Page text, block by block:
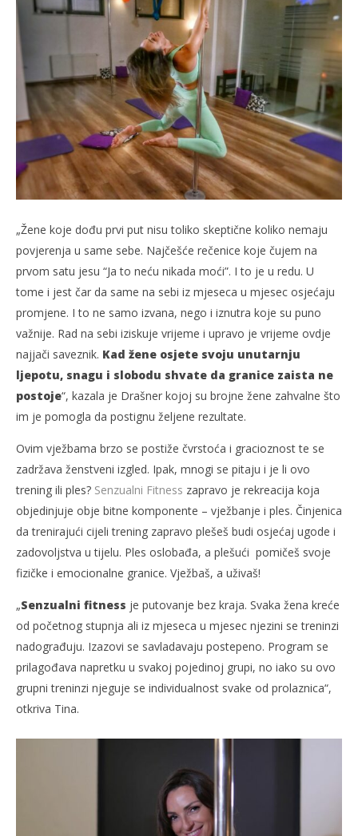
„Žene koje dođu prvi put nisu toliko skeptične koliko nemaju
povjerenja u same sebe. Najčešće rečenice koje čujem na
prvom satu jesu “Ja to neću nikada moći”. I to je u redu. U
tome i jest čar da same na sebi iz mjeseca u mjesec osjećaju
promjene. I to ne samo izvana, nego i iznutra koje su puno
važnije. Rad na sebi iziskuje vrijeme i upravo je vrijeme ovdje
najjači saveznik. Kad žene osjete svoju unutarnju
ljepotu, snagu i slobodu shvate da granice zaista ne
postoje“, kazala je Drašner kojoj su brojne žene zahvalne što
im je pomogla da postignu željene rezultate.
Ovim vježbama brzo se postiže čvrstoća i gracioznost te se
zadržava ženstveni izgled. Ipak, mnogi se pitaju i je li ovo
trening ili ples? Senzualni Fitness zapravo je rekreacija koja
objedinjuje obje bitne komponente – vježbanje i ples. Činjenica
da trenirajući cijeli trening zapravo plešeš budi osjećaj ugode i
zadovoljstva u tijelu. Ples oslobađa, a plešući pomičeš svoje
fizičke i emocionalne granice. Vježbaš, a uživaš!
„Senzualni fitness je putovanje bez kraja. Svaka žena kreće
od početnog stupnja ali iz mjeseca u mjesec njezini se treninzi
nadograđuju. Izazovi se savladavaju postepeno. Program se
prilagođava napretku u svakoj pojedinoj grupi, no iako su ovo
grupni treninzi njeguje se individualnost svake od prolaznica“,
otkriva Tina.